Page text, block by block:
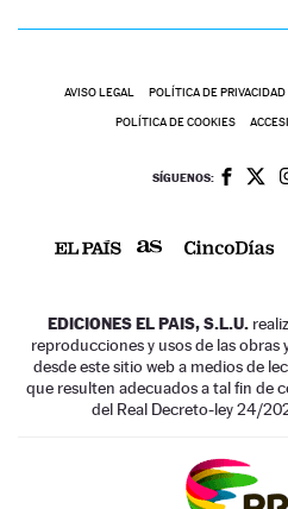
AVISO LEGAL POLÍTICA DE PRIVACIDAD
POLÍTICA DE COOKIES
SÍGUENOS:
EDICIONES EL PAIS, S.L.U.
reproducciones y usos de las obras
desde este sitio web a medios de
que resulten adecuados a tal fin de
del Real Decreto-ley 24/